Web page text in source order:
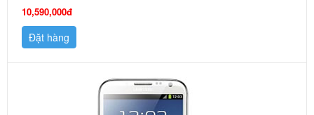
10,590,000đ
Đặt hàng